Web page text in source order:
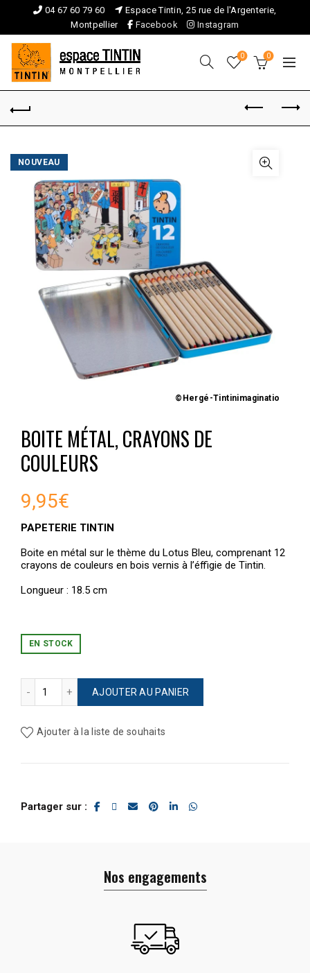
04 67 60 79 60
Espace Tintin, 25 rue de l'Argenterie,
Montpellier
Facebook Instagram
0 0
©Hergé-Tintinimaginatio
NOUVEAU
BOITE MÉTAL, CRAYONS DE
COULEURS
9,95€
PAPETERIE TINTIN
Boite en métal sur le thème du Lotus Bleu, comprenant 12
crayons de couleurs en bois vernis à l’éffigie de Tintin.
Longueur : 18.5 cm
EN STOCK
AJOUTER AU PANIER
Ajouter à la liste de souhaits
Partager sur
Nos engagements